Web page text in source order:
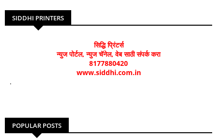
SIDDHI PRINTERS
सिद्धि प्रिंटर्स
न्युज पोर्टल, न्युज चॅनेल, वेब साठी संपर्क करा
8177880420
www.siddhi.com.in
.
POPULAR POSTS